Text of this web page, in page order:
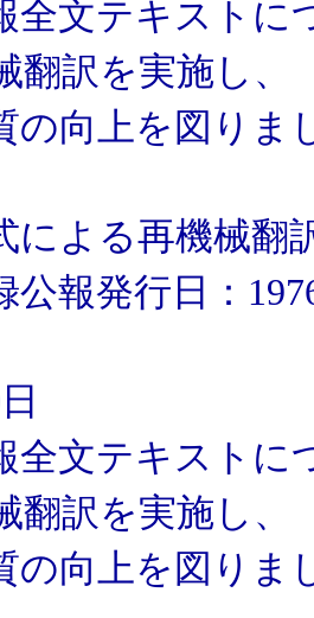
文テキストに
翻訳を実施し、
向上を図りま
よる再機械翻
行日：1976
文テキストに
翻訳を実施し、
向上を図りま